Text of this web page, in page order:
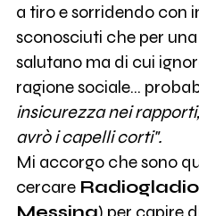
a tiro e sorridendo con
sconosciuti che per
salutano ma di cui
ragione sociale...
insicurezza nei
avrò i capelli corti".
Mi accorgo che sono
cercare Radiogladio
Messina) per capire